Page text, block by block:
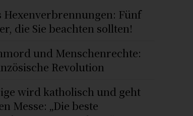
Hexenverbrennungen: Fünf
die Sie beachten sollten!
und Menschenrechte:
Revolution
wird katholisch und geht
Messe: „Die beste